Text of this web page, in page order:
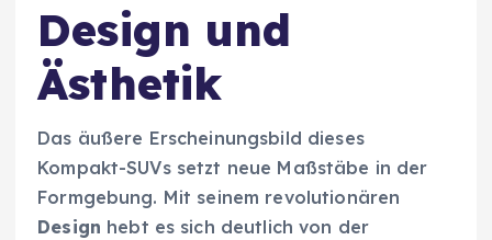
Design und
Ästhetik
Das äußere Erscheinungsbild dieses
Kompakt-SUVs setzt neue Maßstäbe in der
Formgebung. Mit seinem revolutionären
Design hebt es sich deutlich von der